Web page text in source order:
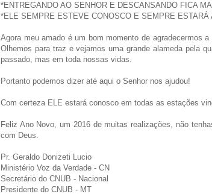
*ENTREGANDO AO SENHOR E DESCANSANDO FICA
*ELE SEMPRE ESTEVE CONOSCO E SEMPRE ESTARÁ
Agora meu amado é um bom momento de agradecermos
Olhemos para traz e vejamos uma grande alameda pela
passado, mas em toda nossas vidas.
Portanto podemos dizer até aqui o Senhor nos ajudou!
Com certeza ELE estará conosco em todas as estações
Feliz Ano Novo, um 2016 de muitas realizações, não
com Deus.
Pr. Geraldo Donizeti Lucio
Ministério Voz da Verdade - CN
Secretário do CNUB - Nacional
Presidente do CNUB - MT